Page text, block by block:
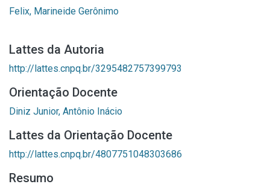
Felix, Marineide Gerônimo
Lattes da Autoria
http://lattes.cnpq.br/3295482757399793
Orientação Docente
Diniz Junior, Antônio Inácio
Lattes da Orientação Docente
http://lattes.cnpq.br/4807751048303686
Resumo